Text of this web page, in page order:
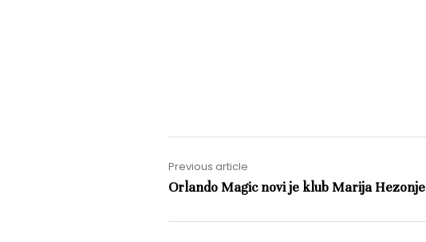
Previous article
Orlando Magic novi je klub Marija Hezonje